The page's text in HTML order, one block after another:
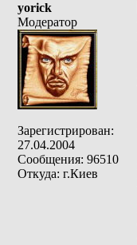
yorick
Модератор
Зарегистрирован:
27.04.2004
Сообщения: 96510
Откуда: г.Киев